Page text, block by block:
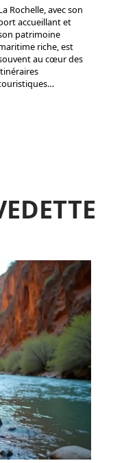
Rochelle, avec son
accueillant et
patrimoine
riche, est
au cœur des
…